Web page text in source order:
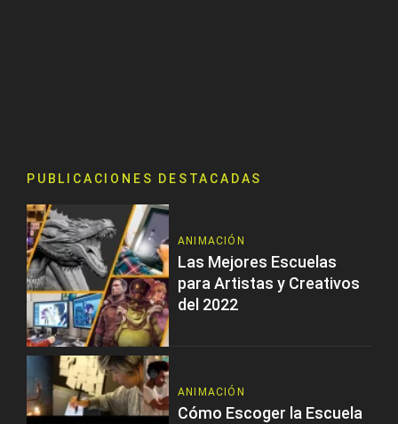
PUBLICACIONES DESTACADAS
ANIMACIÓN
Las Mejores Escuelas
para Artistas y Creativos
del 2022
ANIMACIÓN
Cómo Escoger la Escuela